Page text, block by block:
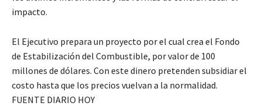
impacto.
El Ejecutivo prepara un proyecto por el cual crea el Fondo
de Estabilización del Combustible, por valor de 100
millones de dólares. Con este dinero pretenden subsidiar el
costo hasta que los precios vuelvan a la normalidad.
FUENTE DIARIO HOY